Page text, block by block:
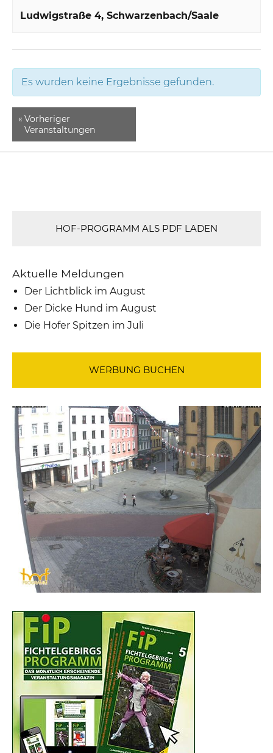
Ludwigstraße 4 Schwarzenbach/Saale
Es wurden keine Ergebnisse gefunden.
« Vorheriger
Veranstaltungen
HOF-PROGRAMM ALS PDF LADEN
Aktuelle Meldungen
Der Lichtblick im August
Der Dicke Hund im August
Die Hofer Spitzen im Juli
WERBUNG BUCHEN